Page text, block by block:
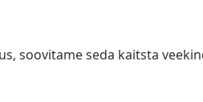
soovitame seda kaitsta